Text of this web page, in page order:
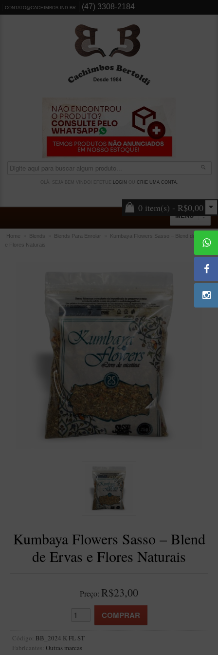
CONTATO@CACHIMBOS.IND.BR (47) 3308-2184
OLÁ, SEJA BEM VINDO! EFETUE LOGIN CRIE UMA CONTA.
0 item(s) - R$0,00
MENU
ACESSÓRIOS
Suportes Bertoldi para Cachimbos
Piteiras para Cigarro
Limpadores para Cachimbo
Bolsas para Cachimbo
Cortadores de Charuto
Doctor Pipe
Geróss
LINHA IDELFONSO BERTOLDI
Home Blends Blends Para Enrolar
Kumbaya Flowers Sasso – Blend de Ervas
e Flores Naturais
Kumbaya Flowers Sasso – Blend
de Ervas e Flores Naturais
Preço: R$23,00
Código: BB_2024 K FL ST
Fabricantes: Outras marcas